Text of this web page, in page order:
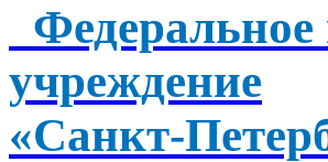
Федеральное
учреждение
«Санкт-